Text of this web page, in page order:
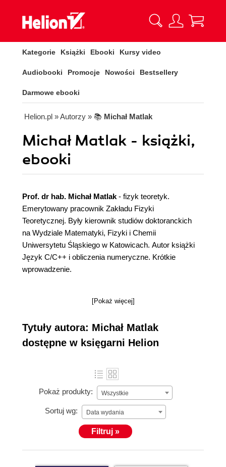
Kategorie Książki Ebooki Kursy video
Audiobooki Promocje Nowości Bestsellery
Darmowe ebooki
Helion.pl » Autorzy » 📚 Michał Matlak
Michał Matlak - książki,
ebooki
Prof. dr hab. Michał Matlak - fizyk teoretyk.
Emerytowany pracownik Zakładu Fizyki
Teoretycznej. Były kierownik studiów doktoranckich
na Wydziale Matematyki, Fizyki i Chemii
Uniwersytetu Śląskiego w Katowicach. Autor książki
Język C/C++ i obliczenia numeryczne. Krótkie
wprowadzenie.
[Pokaż więcej]
Tytuły autora: Michał Matlak
dostępne w księgarni Helion
Pokaż produkty: Wszystkie
Sortuj wg: Data wydania
Filtruj »